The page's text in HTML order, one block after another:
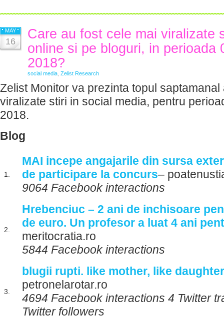
MAY
16
Care au fost cele mai viralizate
online si pe bloguri, in perioada
2018?
social media Zelist Research
Zelist Monitor va prezinta topul saptamanal
viralizate stiri in social media, pentru
2018.
Blog
1.
MAI incepe angajarile din sursa
de participare la concurs–
9064 Facebook interactions
2.
Hrebenciuc – 2 ani de inchisoare
de euro. Un profesor a luat 4 ani
meritocratia.ro
5844 Facebook interactions
3.
blugii rupti. like mother, like
petronelarotar.ro
4694 Facebook interactions 4 Twitter
Twitter followers